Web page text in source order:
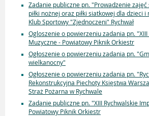
Zadanie publiczne pn. "Prowadzenie
piłki nożnej oraz piłki siatkowej dla dzieci i
Klub Sportowy "Zjednoczeni" Rychwał
Ogloszenie o powierzeniu zadania pn.
Muzyczne - Powiatowy Piknik Orkiestr
Ogłoszenie o powierzeniu zadania pn.
wielkanocny"
Ogłoszenie o powierzeniu zadania pn.
Rekonstrukcyjna Piechoty Księstwa
Straż Pożarna w Rychwale
Zadanie publiczne pn. "XIII Rychwalskie
Powiatowy Piknik Orkiestr